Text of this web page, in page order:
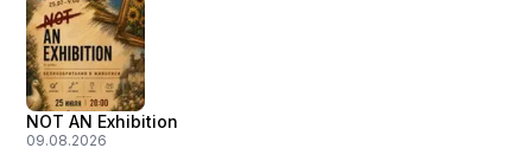
NOT AN Exhibition
09.08.2026